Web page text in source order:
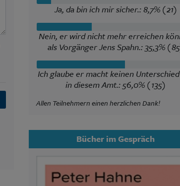
Ja, da bin ich mir sicher.: 8,7% (21)
Nein, er wird nicht mehr erreichen
als Vorgänger Jens Spahn.: 35,3%
Ich glaube er macht keinen
in diesem Amt.: 56,0% (135)
Allen Teilnehmern einen herzlichen Dank!
Bücher im Gespräch